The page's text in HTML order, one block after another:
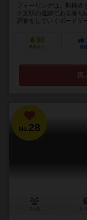
フォーリングは、探検者
ク文明の遺跡である落ち
調査をしていくボード
90
興味あり 経
再
No.28